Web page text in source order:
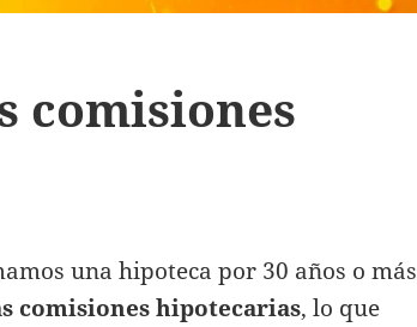
comisiones
una hipoteca por 30 años o más
comisiones hipotecarias, lo que